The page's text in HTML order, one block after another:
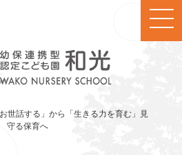
世話する」から「生きる力を育む」見
守る保育へ